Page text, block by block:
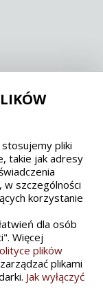
oraz W3C
EAA/EN 301549
pliki
takie jak adresy
w szczególności
korzystanie
dla osób
Więcej
plików
plikami
Jak wyłączyć